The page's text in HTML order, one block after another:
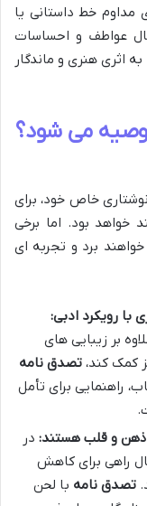
مداوم خط داستانی یا
عواطف و احساسات
به اثری هنری و ماندگار
می شود؟
خاص خود، برای
خواهد بود. اما برخی
خواهند برد و تجربه ای
با رویکرد ادبی:
بر زیبایی های
کمک کند، تصدق نامه
راهنمایی برای تأمل
ذهن و قلب هستند: در
راهی برای کاهش
تصدق نامه با لحن